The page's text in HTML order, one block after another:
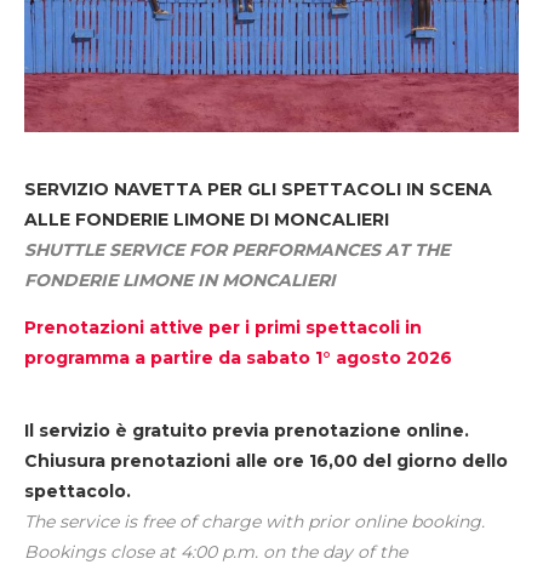
SERVIZIO NAVETTA PER GLI SPETTACOLI IN SCENA
ALLE FONDERIE LIMONE DI MONCALIERI
SHUTTLE SERVICE FOR PERFORMANCES AT THE
FONDERIE LIMONE IN MONCALIERI
Prenotazioni attive per i primi spettacoli in
programma a partire da sabato 1° agosto 2026
Il servizio è gratuito previa prenotazione online.
Chiusura prenotazioni alle ore 16,00 del giorno dello
spettacolo.
The service is free of charge with prior online booking.
Bookings close at 4:00 p.m. on the day of the